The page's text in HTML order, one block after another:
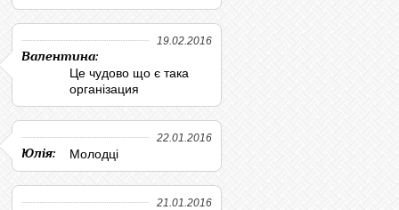
19.02.2016
Валентина:
Це чудово що є така
організация
22.01.2016
Юлія: Молодці
21.01.2016